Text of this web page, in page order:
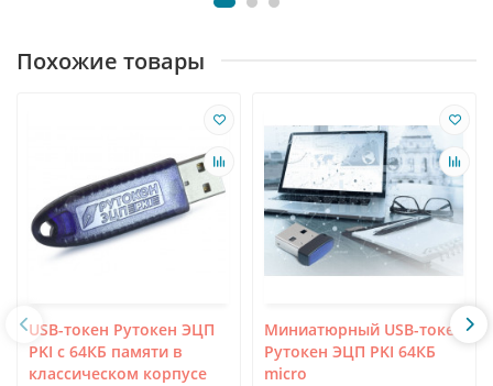
Похожие товары
USB-токен Рутокен ЭЦП
PKI с 64КБ памяти в
классическом корпусе
Миниатюрный USB-токен
Рутокен ЭЦП PKI 64КБ
micro